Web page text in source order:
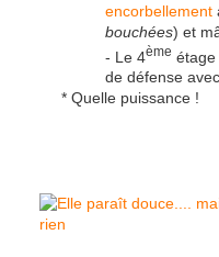
encorbellement
bouchées) et
- Le 4ème
de défense avec
* Quelle puissance !